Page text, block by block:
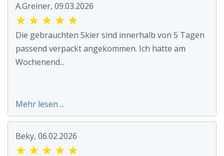
A.Greiner, 09.03.2026
★ ★ ★ ★ ★
Die gebrauchten Skier sind innerhalb von 5 Tagen
passend verpackt angekommen. Ich hatte am
Wochenend...
Mehr lesen ...
Beky, 06.02.2026
★ ★ ★ ★ ★